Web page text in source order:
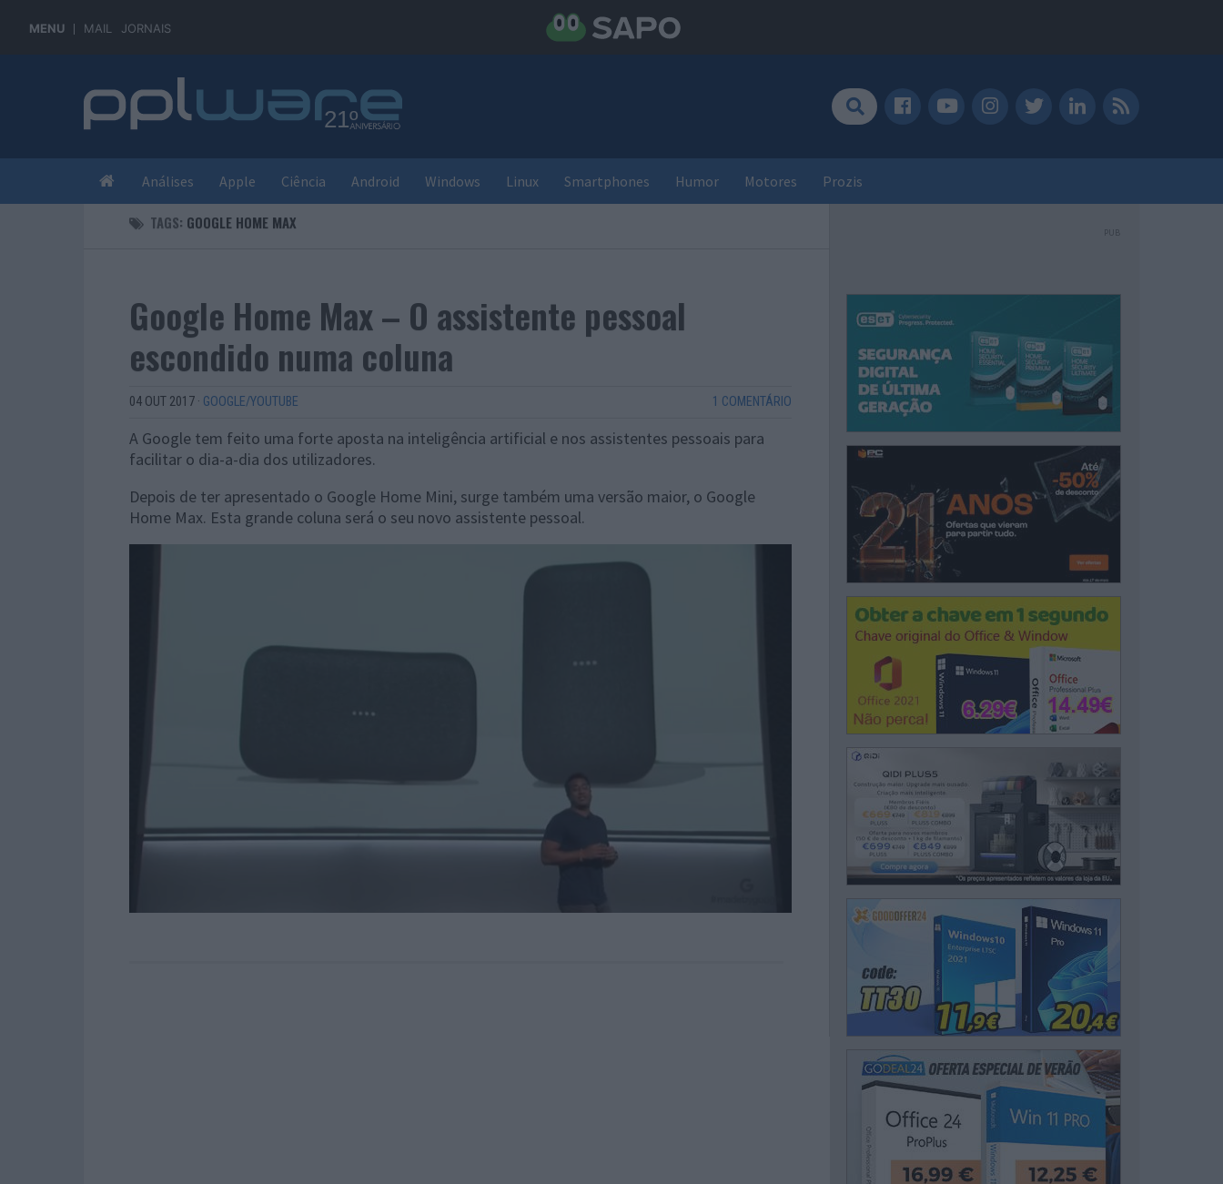
MENU MAIL JORNAIS
Análises Apple Ciência Android Windows Linux Smartphones Humor Motores Prozis
TAGS: GOOGLE HOME MAX
Google Home Max – O assistente pessoal
escondido numa coluna
04 OUT 2017 · GOOGLE/YOUTUBE 1 COMENTÁRIO
A Google tem feito uma forte aposta na inteligência artificial e nos assistentes pessoais para
facilitar o dia-a-dia dos utilizadores.
Depois de ter apresentado o Google Home Mini, surge também uma versão maior, o Google
Home Max. Esta grande coluna será o seu novo assistente pessoal.
PUB